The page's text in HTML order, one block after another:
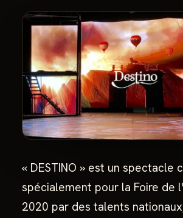
« DESTINO » est un spectacle
spécialement pour la Foire de
2020 par des talents